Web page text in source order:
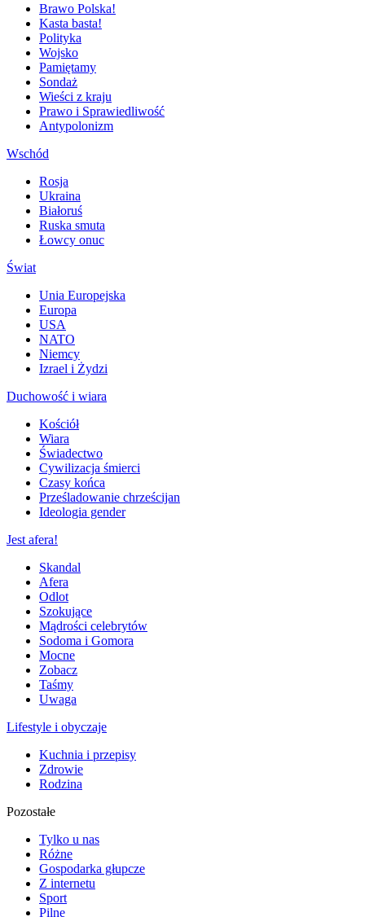
Brawo Polska!
Kasta basta!
Polityka
Wojsko
Pamiętamy
Sondaż
Wieści z kraju
Prawo i Sprawiedliwość
Antypolonizm
Wschód
Rosja
Ukraina
Białoruś
Ruska smuta
Łowcy onuc
Świat
Unia Europejska
Europa
USA
NATO
Niemcy
Izrael i Żydzi
Duchowość i wiara
Kościół
Wiara
Świadectwo
Cywilizacja śmierci
Czasy końca
Prześladowanie chrześcijan
Ideologia gender
Jest afera!
Skandal
Afera
Odlot
Szokujące
Mądrości celebrytów
Sodoma i Gomora
Mocne
Zobacz
Taśmy
Uwaga
Lifestyle i obyczaje
Kuchnia i przepisy
Zdrowie
Rodzina
Pozostałe
Tylko u nas
Różne
Gospodarka głupcze
Z internetu
Sport
Pilne